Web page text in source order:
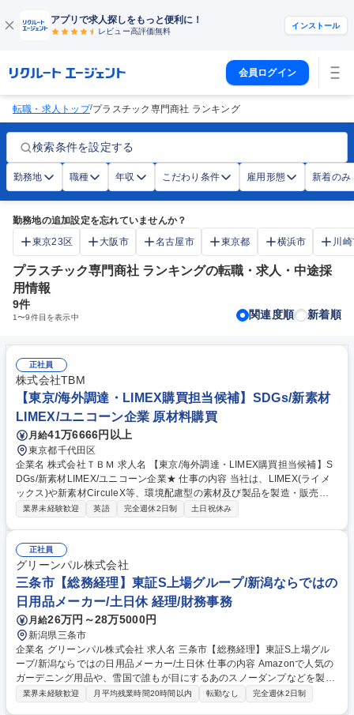
アプリで求人探しをもっと便利に！
レビュー高評価無料
インストール
会員ログイン
転職・求人トップ/プラスチック専門商社 ランキング
検索条件を設定する
勤務地 職種 年収 こだわり条件 雇用形態 新着のみ
勤務地の追加設定を忘れていませんか？
東京23区
大阪市 名古屋市 東京都 横浜市 川
プラスチック専門商社 ランキングの転職・求人・中途採
用情報
9件
1〜9件目を表示中 関連度順 新着順
正社員
株式会社TBM
【東京/海外調達・LIMEX購買担当候補】SDGs/新素材
LIMEX/ユニコーン企業 原材料購買
月給41万6666円以上
東京都千代田区
企業名 株式会社ＴＢＭ 求人名 【東京/海外調達・LIMEX購買担当候補】S
DGs/新素材LIMEX/ユニコーン企業★ 仕事の内容 当社は、LIMEX(ライメ
ックス)や新素材CirculeX等、環境配慮型の素材及び製品を製造・販売しS
DGsに貢献するユニコーン企業です。そんな当社にて《海外調達・購買担
イチェーンの最適化を担います。 【具体的には】■調達・購買戦略の策定
■委託先選定および管理 ■各種契約締結・価格交渉 ■原価見積もり作成・低
減活動 ■担当商品のQCD最適化 ■輸出入含む国内外輸送の手配・最適物流
の構築など 募集職種 【東京/海外調達・LIMEX購買担当候補】SDGs/新素
材LIMEX/ユニコーン企業★
業界未経験歓迎 英語 完全週休2日制 土日祝休み
正社員
グリーンパル株式会社
三条市【総務経理】東証S上場グループ/新潟ならではの
日用品メーカー/土日休 経理/財務事務
月給26万円～28万5000円
新潟県三条市
企業名 グリーンパル株式会社 求人名 三条市【総務経理】東証S上場グル
ープ/新潟ならではの日用品メーカー/土日休 仕事の内容 Amazonで人気の
ガーデニング用品や、雪国で誰もが目にするあのスノーダンプなどを製造
している当社にて、経理総務人事関連の業務を担当。特に経理業務（入出
業界未経験歓迎 月平均残業時間20時間以内 転勤なし 完全週休2日制